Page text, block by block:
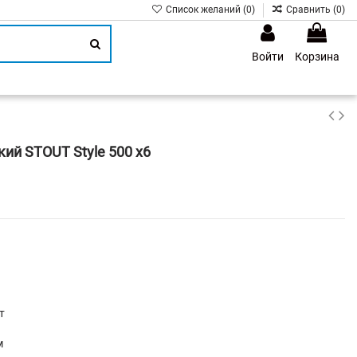
Список желаний (0) Сравнить (0)
Войти
Корзина
STOUT Style 500 х6